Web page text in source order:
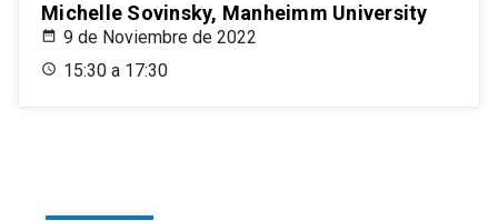
Michelle Sovinsky, Manheimm University
9 de Noviembre de 2022
15:30 a 17:30